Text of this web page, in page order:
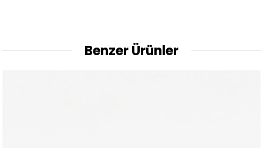
Benzer Ürünler